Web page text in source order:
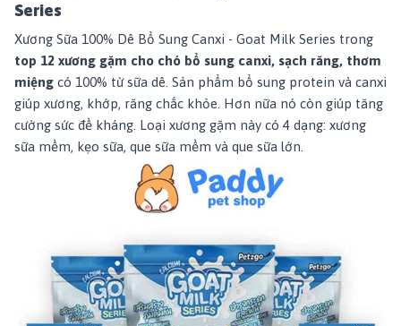
Series
Xương Sữa 100% Dê Bổ Sung Canxi - Goat Milk Series trong
top 12 xương gặm cho chó bổ sung canxi, sạch răng, thơm
miệng có 100% từ sữa dê. Sản phẩm bổ sung protein và canxi
giúp xương, khớp, răng chắc khỏe. Hơn nữa nó còn giúp tăng
cường sức đề kháng. Loại xương gặm này có 4 dạng: xương
sữa mềm, kẹo sữa, que sữa mềm và que sữa lớn.